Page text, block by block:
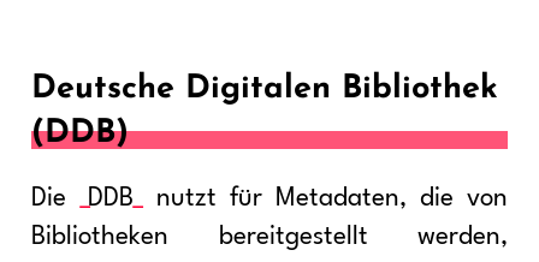
Deutsche Digitalen Bibliothek
(DDB)
Die DDB nutzt für Metadaten, die von
Bibliotheken bereitgestellt werden,